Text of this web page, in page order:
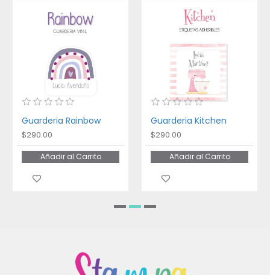
Guarderia Rainbow
$290.00
Añadir al Carrito
Guarderia Kitchen
$290.00
Añadir al Carrito